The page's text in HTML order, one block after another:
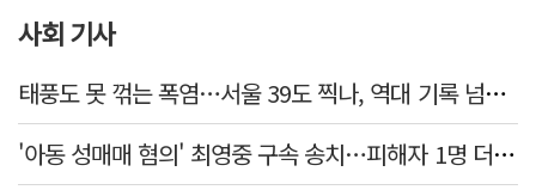
사회 기사
태풍도 못 꺾는 폭염…서울 39도 찍나, 역대 기록 넘본다
'아동 성매매 혐의' 최영중 구속 송치…피해자 1명 더 있었다